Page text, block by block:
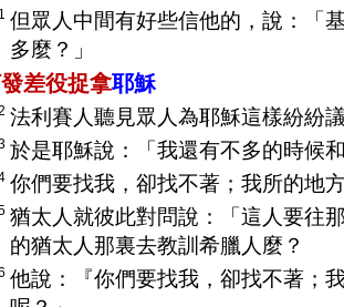
但眾人中間有好些信他的，說：「
多麼？」
差役捉拿耶穌
法利賽人聽見眾人為耶穌這樣紛紛
於是耶穌說：「我還有不多的時候
你們要找我，卻找不著；我所的地
猶太人就彼此對問說：「這人要往
的猶太人那裏去教訓希臘人麼？
他說：『你們要找我，卻找不著；